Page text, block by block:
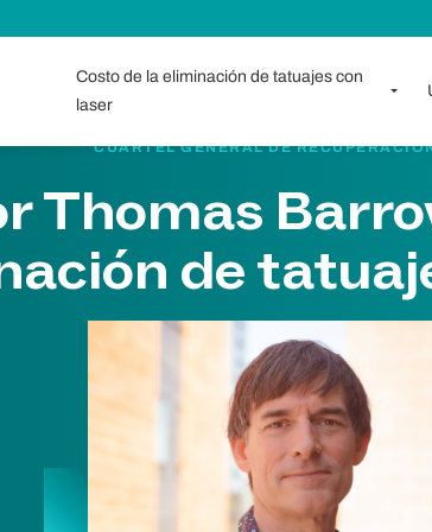
Costo de la eliminación de tatuajes con
laser
CUARTEL GENERAL DE
Thomas
de